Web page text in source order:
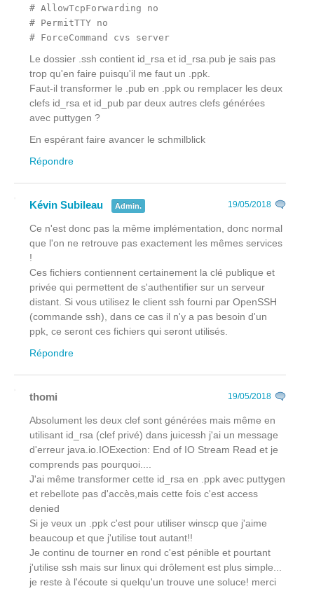
# AllowTcpForwarding no
# PermitTTY no
# ForceCommand cvs server
Le dossier .ssh contient id_rsa et id_rsa.pub je sais pas
trop qu'en faire puisqu'il me faut un .ppk.
Faut-il transformer le .pub en .ppk ou remplacer les deux
clefs id_rsa et id_pub par deux autres clefs générées
avec puttygen ?
En espérant faire avancer le schmilblick
Répondre
Kévin Subileau Admin. 19/05/2018
Ce n'est donc pas la même implémentation, donc normal
que l'on ne retrouve pas exactement les mêmes services
!
Ces fichiers contiennent certainement la clé publique et
privée qui permettent de s'authentifier sur un serveur
distant. Si vous utilisez le client ssh fourni par OpenSSH
(commande ssh), dans ce cas il n'y a pas besoin d'un
ppk, ce seront ces fichiers qui seront utilisés.
Répondre
thomi 19/05/2018
Absolument les deux clef sont générées mais même en
utilisant id_rsa (clef privé) dans juicessh j'ai un message
d'erreur java.io.IOExection: End of IO Stream Read et je
comprends pas pourquoi....
J'ai même transformer cette id_rsa en .ppk avec puttygen
et rebellote pas d'accès,mais cette fois c'est access
denied
Si je veux un .ppk c'est pour utiliser winscp que j'aime
beaucoup et que j'utilise tout autant!!
Je continu de tourner en rond c'est pénible et pourtant
j'utilise ssh mais sur linux qui drôlement est plus simple...
je reste à l'écoute si quelqu'un trouve une soluce! merci